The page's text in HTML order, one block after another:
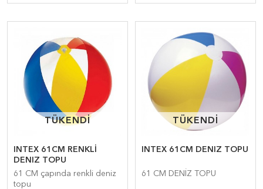
TÜKENDİ
TÜKENDİ
INTEX 61CM RENKLİ
DENIZ TOPU
61 CM çapında renkli deniz
topu
TÜKENDİ
TÜKENDİ
INTEX 61CM DENIZ TOPU
61 CM DENİZ TOPU